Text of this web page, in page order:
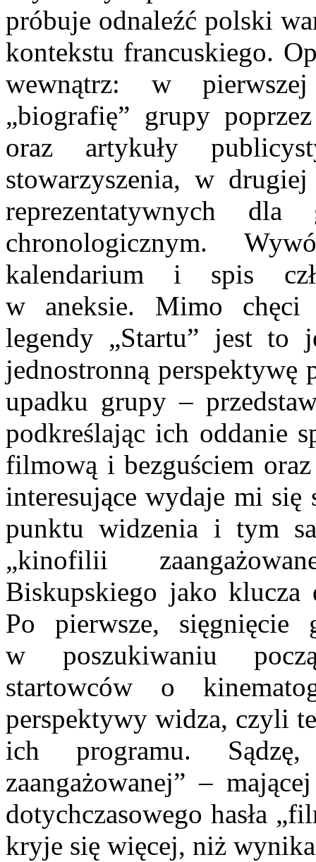
próbuje odnaleźć polski
kontekstu francuskiego.
wewnątrz: w
„biografię” grupy
oraz artykuły
stowarzyszenia, w
reprezentatywnych
chronologicznym.
kalendarium i spis
w aneksie. Mimo chęci
legendy „Startu” jest to
jednostronną perspektywę
upadku grupy –
podkreślając ich oddanie
filmową i bezguściem
interesujące wydaje mi
punktu widzenia i tym
„kinofilii
Biskupskiego jako klucza
Po pierwsze,
w poszukiwaniu
startowców o
perspektywy widza, czyli
ich programu.
zaangażowanej” –
dotychczasowego hasła
kryje się więcej, niż